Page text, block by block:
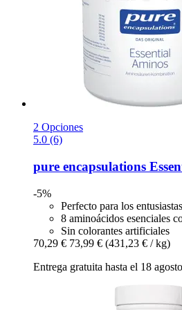
2 Opciones
5.0 (6)
pure encapsulations
-5%
Perfecto para los
8 aminoácidos esenciales
Sin colorantes artificiales
70,29 € 73,99 € (431,23 € / kg)
Entrega gratuita hasta el 18 agosto